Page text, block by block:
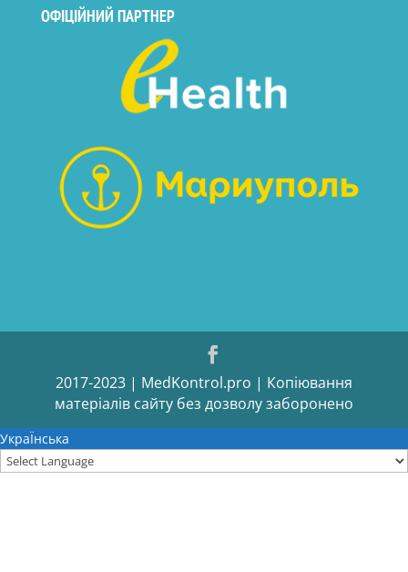
ОФІЦІЙНИЙ ПАРТНЕР
2017-2023 | MedKontrol.pro | Копіювання
матеріалів сайту без дозволу заборонено
УкраЇнська